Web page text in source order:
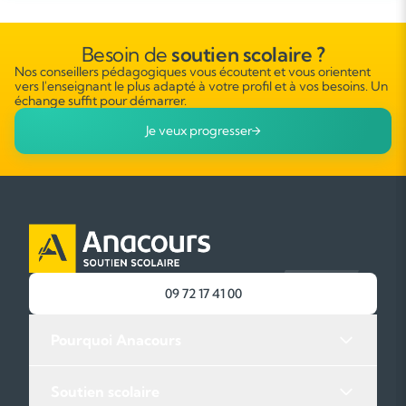
Besoin desoutien scolaire ?
Nos conseillers pédagogiques vous écoutent et vous orientent
vers l'enseignant le plus adapté à votre profil et à vos besoins. Un
échange suffit pour démarrer.
Je veux progresser
09 72 17 41 00